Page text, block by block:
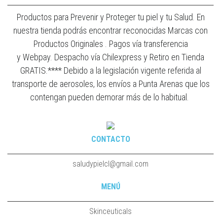
Productos para Prevenir y Proteger tu piel y tu Salud. En
nuestra tienda podrás encontrar reconocidas Marcas con
Productos Originales . Pagos vía transferencia
y Webpay. Despacho vía Chilexpress y Retiro en Tienda
GRATIS.**** Debido a la legislación vigente referida al
transporte de aerosoles, los envíos a Punta Arenas que los
contengan pueden demorar más de lo habitual.
CONTACTO
saludypielcl@gmail.com
MENÚ
Skinceuticals